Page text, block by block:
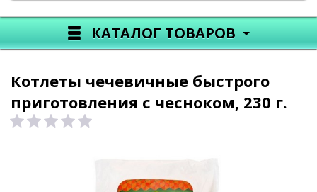
КАТАЛОГ ТОВАРОВ
Котлеты чечевичные быстрого
приготовления с чесноком, 230 г.